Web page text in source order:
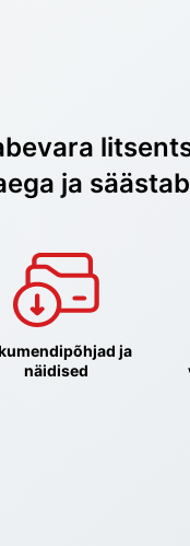
ja
ja
näidised